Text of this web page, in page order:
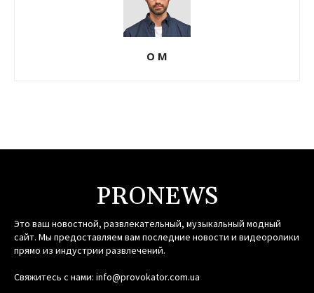
О М
PRONEWS
Это ваш новостной, развлекательный, музыкальный модный
сайт. Мы предоставляем вам последние новости и видеоролики
прямо из индустрии развлечений.
Свяжитесь с нами: info@provokator.com.ua